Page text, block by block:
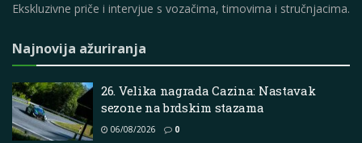
Ekskluzivne priče i intervjue s vozačima, timovima i stručnjacima.
Najnovija ažuriranja
26. Velika nagrada Cazina: Nastavak
sezone na brdskim stazama
06/08/2026 0